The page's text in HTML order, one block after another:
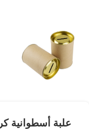
علبة أسطوانية